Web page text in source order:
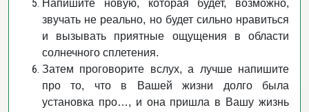
Напишите новую, которая будет, возможно,
звучать не реально, но будет сильно нравиться
и вызывать приятные ощущения в области
солнечного сплетения.
Затем проговорите вслух, а лучше напишите
про то, что в Вашей жизни долго была
установка про…, и она пришла в Вашу жизнь